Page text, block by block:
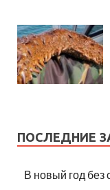
ПОСЛЕДНИЕ
В новый год без